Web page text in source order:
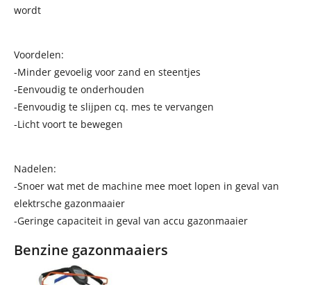
wordt
Voordelen:
-Minder gevoelig voor zand en steentjes
-Eenvoudig te onderhouden
-Eenvoudig te slijpen cq. mes te vervangen
-Licht voort te bewegen
Nadelen:
-Snoer wat met de machine mee moet lopen in geval van
elektrsche gazonmaaier
-Geringe capaciteit in geval van accu gazonmaaier
Benzine gazonmaaiers